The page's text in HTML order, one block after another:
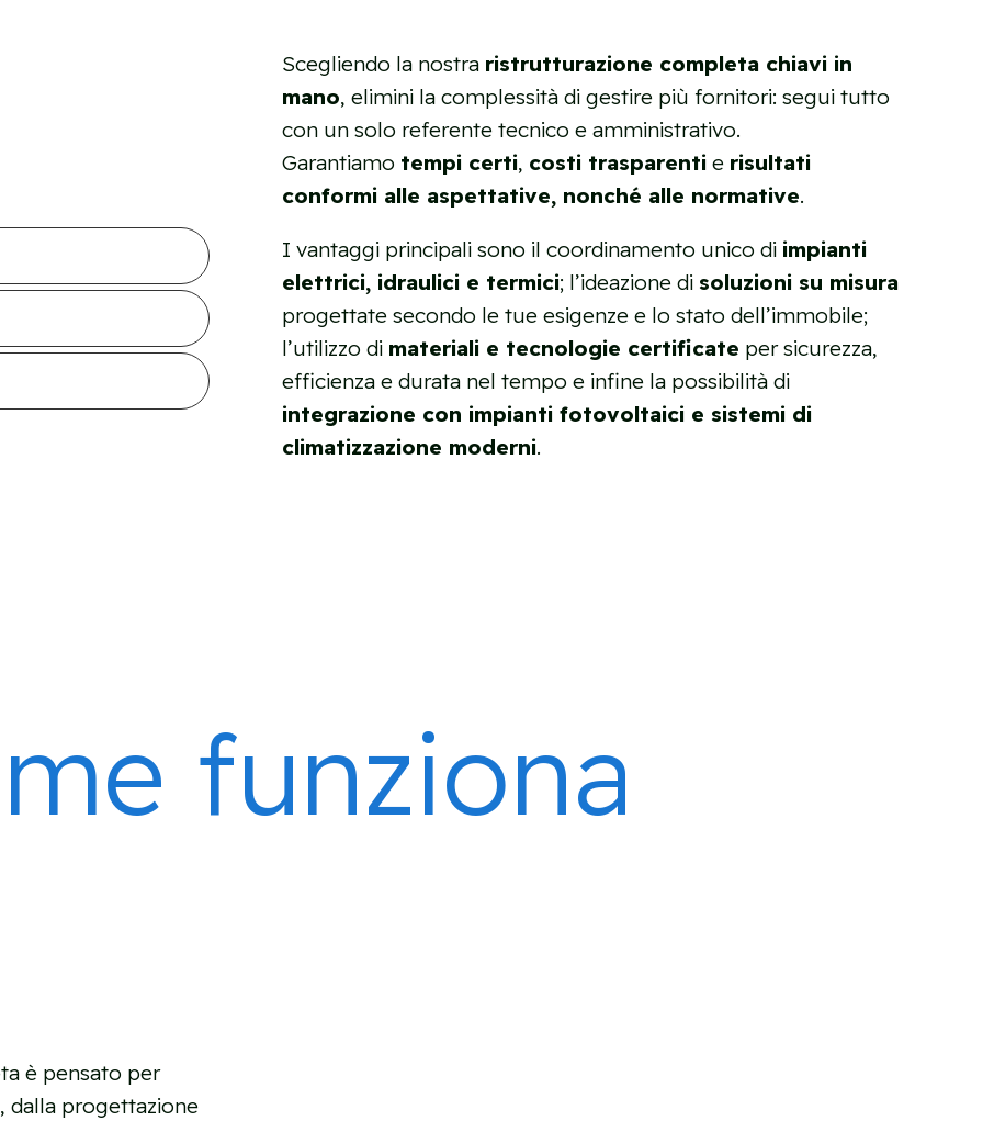
Scegliendo la nostra ristrutturazione completa chiavi in
mano, elimini la complessità di gestire più fornitori: segui tutto
con un solo referente tecnico e amministrativo.
Garantiamo tempi certi, costi trasparenti e risultati
conformi alle aspettative, nonché alle normative.
I vantaggi principali sono il coordinamento unico di impianti
elettrici, idraulici e termici; l’ideazione di soluzioni su misura
progettate secondo le tue esigenze e lo stato dell’immobile;
l’utilizzo di materiali e tecnologie certificate per sicurezza,
efficienza e durata nel tempo e infine la possibilità di
integrazione con impianti fotovoltaici e sistemi di
climatizzazione moderni.
funziona
è pensato per
, dalla progettazione